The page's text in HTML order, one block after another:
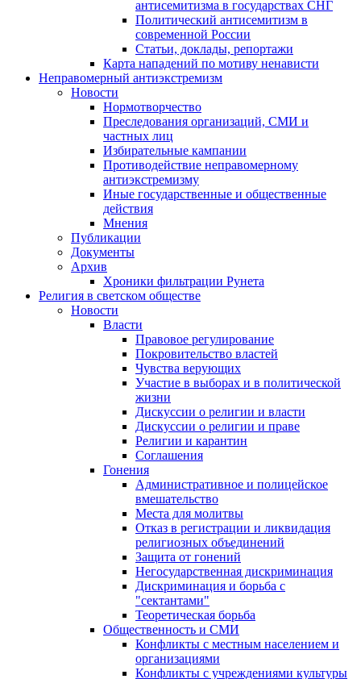
антисемитизма в государствах СНГ
Политический антисемитизм в
современной России
Статьи, доклады, репортажи
Карта нападений по мотиву ненависти
Неправомерный антиэкстремизм
Новости
Нормотворчество
Преследования организаций, СМИ и
частных лиц
Избирательные кампании
Противодействие неправомерному
антиэкстремизму
Иные государственные и общественные
действия
Мнения
Публикации
Документы
Архив
Хроники фильтрации Рунета
Религия в светском обществе
Новости
Власти
Правовое регулирование
Покровительство властей
Чувства верующих
Участие в выборах и в политической
жизни
Дискуссии о религии и власти
Дискуссии о религии и праве
Религии и карантин
Соглашения
Гонения
Административное и полицейское
вмешательство
Места для молитвы
Отказ в регистрации и ликвидация
религиозных объединений
Защита от гонений
Негосударственная дискриминация
Дискриминация и борьба с
"сектантами"
Теоретическая борьба
Общественность и СМИ
Конфликты с местным населением и
организациями
Конфликты с учреждениями культуры